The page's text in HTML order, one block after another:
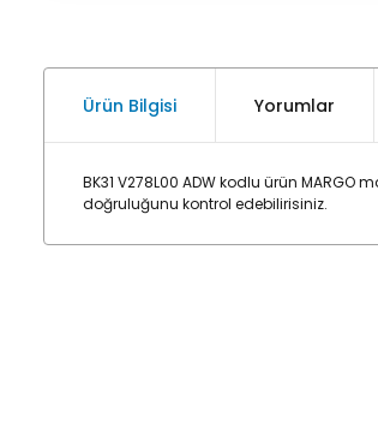
Ürün Bilgisi Yorumlar
BK31 V278L00 ADW kodlu ürün MARGO
doğruluğunu kontrol edebilirisiniz.